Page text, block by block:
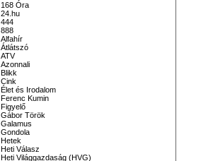
168 Óra
24.hu
444
888
Alfahír
Átlátszó
ATV
Azonnali
Blikk
Cink
Élet és Irodalom
Ferenc Kumin
Figyelő
Gábor Török
Galamus
Gondola
Hetek
Heti Válasz
Heti Világgazdaság (HVG)